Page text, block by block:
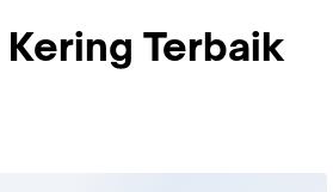
Terbaik